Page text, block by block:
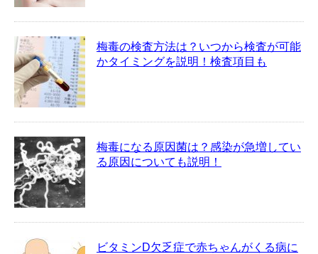
梅毒の検査方法は？いつから検査が可能
かタイミングを説明！検査項目も
梅毒になる原因菌は？感染が急増してい
る原因についても説明！
ビタミンD欠乏症で赤ちゃんがくる病に